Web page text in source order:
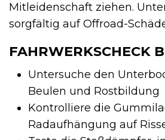
Mitleidenschaft ziehen.
sorgfältig auf Offroad-
FAHRWERKSCHECK
Untersuche den
Beulen und Rostbildung
Kontrolliere die
Radaufhängung auf